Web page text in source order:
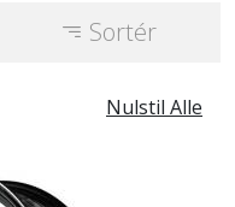
Sortér
Nulstil Alle